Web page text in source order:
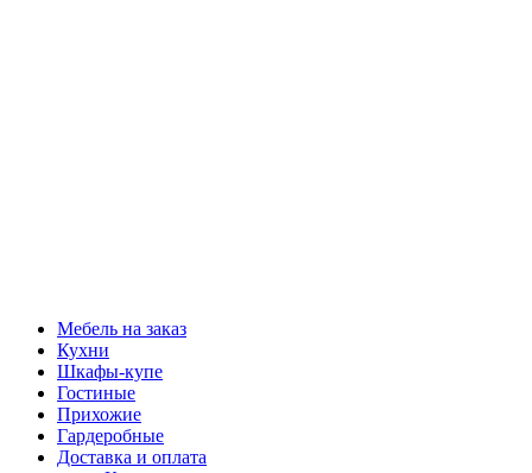
Мебель на заказ
Кухни
Шкафы-купе
Гостиные
Прихожие
Гардеробные
Доставка и оплата